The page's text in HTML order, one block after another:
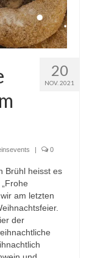
20
NOV. 2021
0
Brühl heisst es
am letzten
der